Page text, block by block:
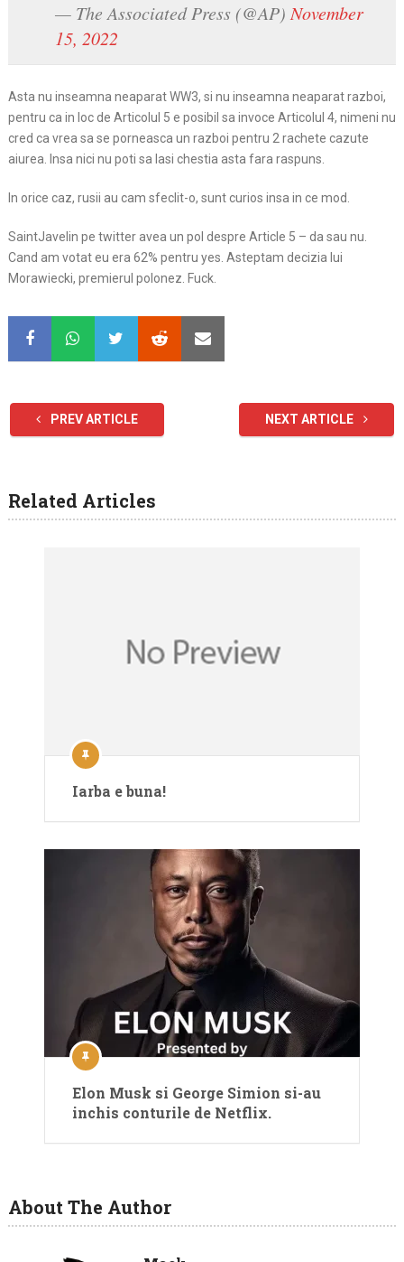
— The Associated Press (@AP) November
15, 2022
Asta nu inseamna neaparat WW3, si nu inseamna neaparat razboi,
pentru ca in loc de Articolul 5 e posibil sa invoce Articolul 4, nimeni nu
cred ca vrea sa se porneasca un razboi pentru 2 rachete cazute
aiurea. Insa nici nu poti sa lasi chestia asta fara raspuns.
In orice caz, rusii au cam sfeclit-o, sunt curios insa in ce mod.
SaintJavelin pe twitter avea un pol despre Article 5 – da sau nu.
Cand am votat eu era 62% pentru yes. Asteptam decizia lui
Morawiecki, premierul polonez. Fuck.
PREV ARTICLE NEXT ARTICLE
Related Articles
Iarba e buna!
Elon Musk si George Simion si-au
inchis conturile de Netflix.
About The Author